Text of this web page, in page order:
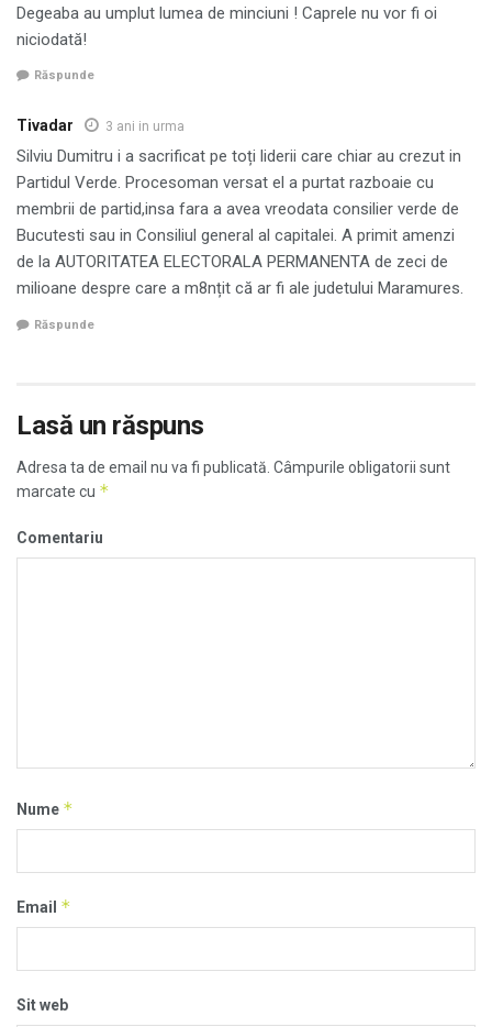
Degeaba au umplut lumea de minciuni ! Caprele nu vor fi oi
niciodată!
Răspunde
Tivadar 3 ani in urma
Silviu Dumitru i a sacrificat pe toți liderii care chiar au crezut in
Partidul Verde. Procesoman versat el a purtat razboaie cu
membrii de partid,insa fara a avea vreodata consilier verde de
Bucutesti sau in Consiliul general al capitalei. A primit amenzi
de la AUTORITATEA ELECTORALA PERMANENTA de zeci de
milioane despre care a m8nțit că ar fi ale judetului Maramures.
Răspunde
Lasă un răspuns
Adresa ta de email nu va fi publicată. Câmpurile obligatorii sunt
marcate cu *
Comentariu
Nume *
Email *
Sit web